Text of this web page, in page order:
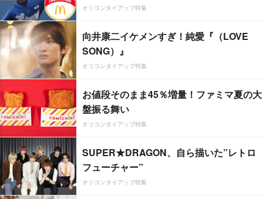
オリコンタイアップ特集
向井康二イケメンすぎ！純愛『（LOVE
SONG）』
オリコンタイアップ特集
お値段そのまま45％増量！ファミマ夏の大
盤振る舞い
オリコンタイアップ特集
SUPER★DRAGON、自ら描いた”レトロ
フューチャー”
オリコンタイアップ特集